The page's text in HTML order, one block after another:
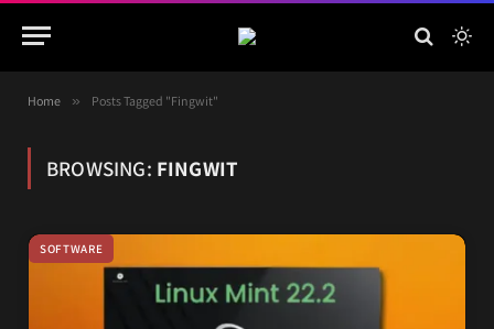
Home » Posts Tagged "Fingwit"
BROWSING: FINGWIT
SOFTWARE